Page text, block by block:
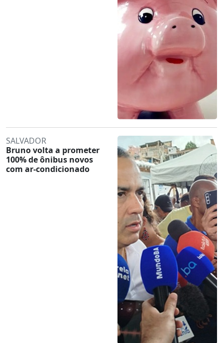
SALVADOR
Bruno volta a prometer
100% de ônibus novos
com ar-condicionado